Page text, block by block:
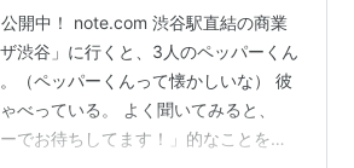
開中！ note.com 渋谷駅直結の商業
渋谷」に行くと、3人のペッパーくん
（ペッパーくんって懐かしいな） 彼
べっている。 よく聞いてみると、
でお待ちしてます！」的なことを言